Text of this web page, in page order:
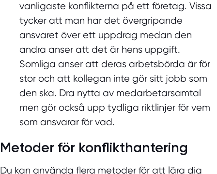
vanligaste konflikterna på ett företag. Vissa
tycker att man har det övergripande
ansvaret över ett uppdrag medan den
andra anser att det är hens uppgift.
Somliga anser att deras arbetsbörda är för
stor och att kollegan inte gör sitt jobb som
den ska. Dra nytta av medarbetarsamtal
men gör också upp tydliga riktlinjer för vem
som ansvarar för vad.
Metoder för konflikthantering
Du kan använda flera metoder för att lära dig